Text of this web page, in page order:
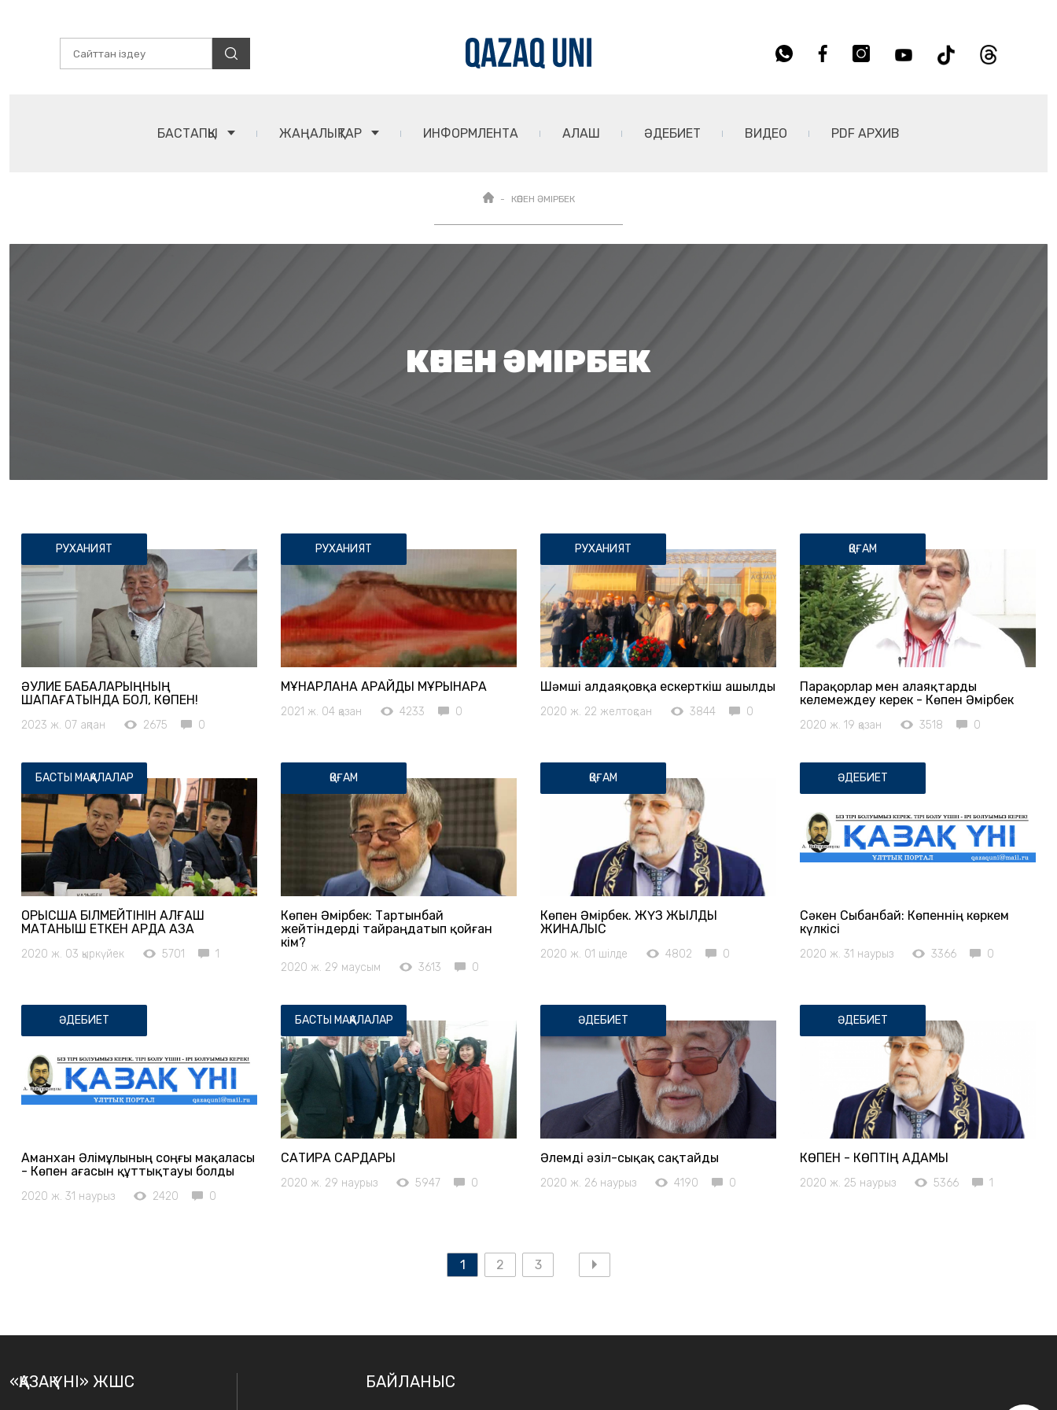
БАСТАПҚЫ ЖАҢАЛЫҚТАР ИНФОРМЛЕНТА АЛАШ ӘДЕБИЕТ ВИДЕО PDF АРХИВ
КӨПЕН ӘМІРБЕК
КӨПЕН ӘМІРБЕК
РУХАНИЯТ
ӘУЛИЕ БАБАЛАРЫҢНЫҢ
ШАПАҒАТЫНДА БОЛ, КӨПЕН!
2023 ж. 07 ақпан 2675 0
РУХАНИЯТ
МҰНАРЛАНА ҚАРАЙДЫ МҰРЫНҚАРАҚ
2021 ж. 04 қазан 4233 0
РУХАНИЯТ
Шәмші Қалдаяқовқа ескерткіш ашылды
2020 ж. 22 желтоқсан 3844 0
ҚОҒАМ
Парақорлар мен алаяқтарды
келемеждеу керек - Көпен Әмірбек
2020 ж. 19 қазан 3518 0
БАСТЫ МАҚАЛАЛАР
ОРЫСША БІЛМЕЙТІНІН АЛҒАШ
МАҚТАНЫШ ЕТКЕН АРДА ҚАЗАҚ
2020 ж. 03 қыркүйек 5701 1
ҚОҒАМ
Көпен Әмірбек: Тартынбай
жейтіндерді тайраңдатып қойған
кім?
2020 ж. 29 маусым 3613 0
ҚОҒАМ
Көпен Әмірбек. ЖҮЗ ЖЫЛДЫҚ
ЖИНАЛЫС
2020 ж. 01 шілде 4802 0
ӘДЕБИЕТ
Сәкен Сыбанбай: Көпеннің көркем
күлкісі
2020 ж. 31 наурыз 3366 0
ӘДЕБИЕТ
Аманхан Әлімұлының соңғы мақаласы
- Көпен ағасын құттықтауы болды
2020 ж. 31 наурыз 2420 0
БАСТЫ МАҚАЛАЛАР
САТИРА САРДАРЫ
2020 ж. 29 наурыз 5947 0
ӘДЕБИЕТ
Әлемді әзіл-сықақ сақтайды
2020 ж. 26 наурыз 4190 0
ӘДЕБИЕТ
КӨПЕН - КӨПТІҢ АДАМЫ
2020 ж. 25 наурыз 5366 1
1 2 3
«ҚАЗАҚ ҮНІ» ЖШС БАЙЛАНЫС